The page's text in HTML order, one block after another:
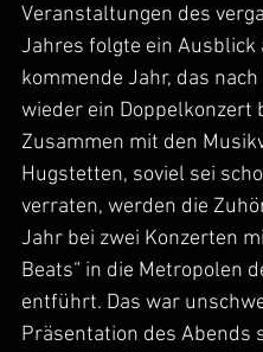
Veranstaltungen des
Jahres folgte ein Ausblick
kommende Jahr, das
wieder ein Doppelkonzert
Zusammen mit den
Hugstetten, soviel sei
verraten, werden die
Jahr bei zwei Konzerten
Beats“ in die Metropolen
entführt. Das war
Präsentation des Abends